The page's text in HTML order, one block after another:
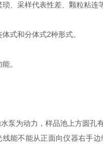
、采样代表性差、颗粒粘连
式和分体式2种形式。
。
为动力，样品池上方圆孔
不能从正面向仪器右手边